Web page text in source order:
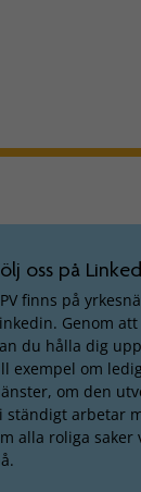
oss på
finns på
Genom
du hålla dig
exempel om
om den
ständigt arbetar
alla roliga saker